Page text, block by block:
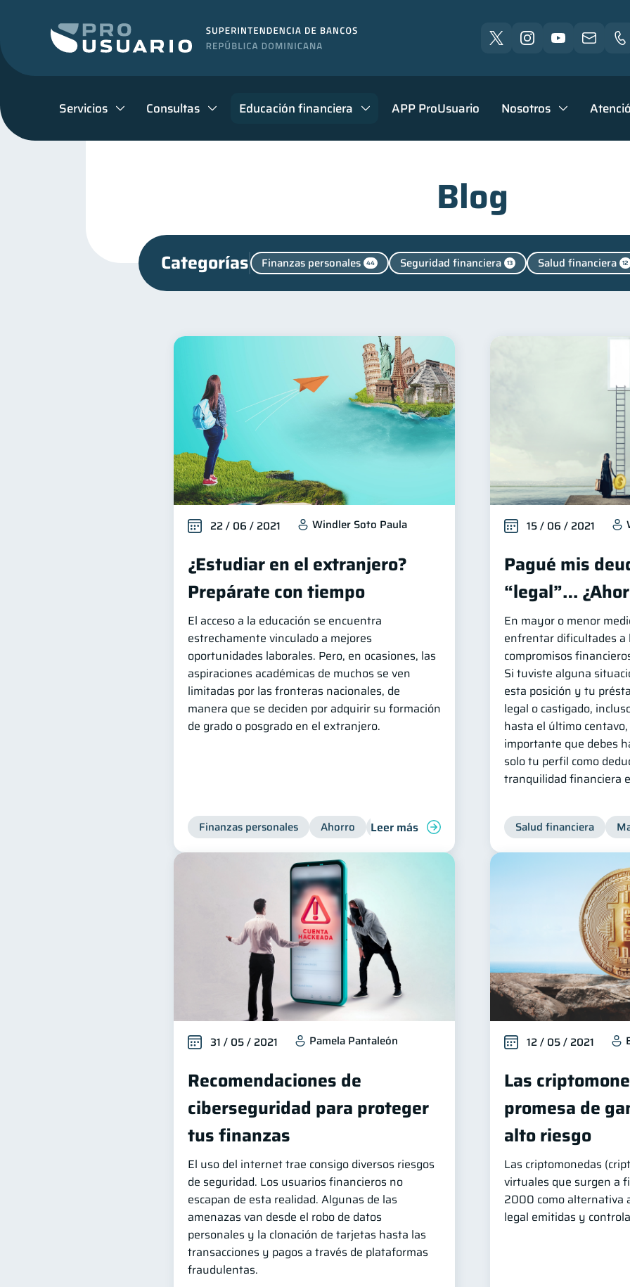
Servicios Consultas Educación financiera APP ProUsuario Nosotros
Blog
Categorías Finanzas personales 44 Seguridad financiera 13 Salud financiera 12
Deudas 10 Préstamos
Ciberseguridad Servicios Derechos & Deberes Superintendencia de
Cuenta Abandonada 2 Inversiones 2 Cuenta Inactiva 1
Educación Financiera Mipymes 1
Salud mental Retiro Doble sueldo
22 / 06 / 2021 Windler Soto Paula
¿Estudiar en el extranjero?
Prepárate con tiempo
El acceso a la educación se encuentra
estrechamente vinculado a mejores
oportunidades laborales. Pero, en ocasiones, las
aspiraciones académicas de muchos se ven
limitadas por las fronteras nacionales, de
manera que se deciden por adquirir su formación
de grado o posgrado en el extranjero.
Finanzas personales Ahorro Finanzas para jóvenes
Leer más
15 / 06 / 2021
Pagué mis
“legal”…
En mayor o menor
enfrentar dificultades
compromisos
Si tuviste alguna
esta posición y tu
legal o castigado,
hasta el último
importante que debes
solo tu perfil como
tranquilidad financiera
Salud financiera
31 / 05 / 2021 Pamela Pantaleón
Recomendaciones de
ciberseguridad para proteger
tus finanzas
El uso del internet trae consigo diversos riesgos
de seguridad. Los usuarios financieros no
escapan de esta realidad. Algunas de las
amenazas van desde el robo de datos
personales y la clonación de tarjetas hasta las
transacciones y pagos a través de plataformas
fraudulentas.
12 / 05 / 2021
Las
promesa de
alto riesgo
Las criptomonedas
virtuales que surgen a
2000 como alternativa
legal emitidas y